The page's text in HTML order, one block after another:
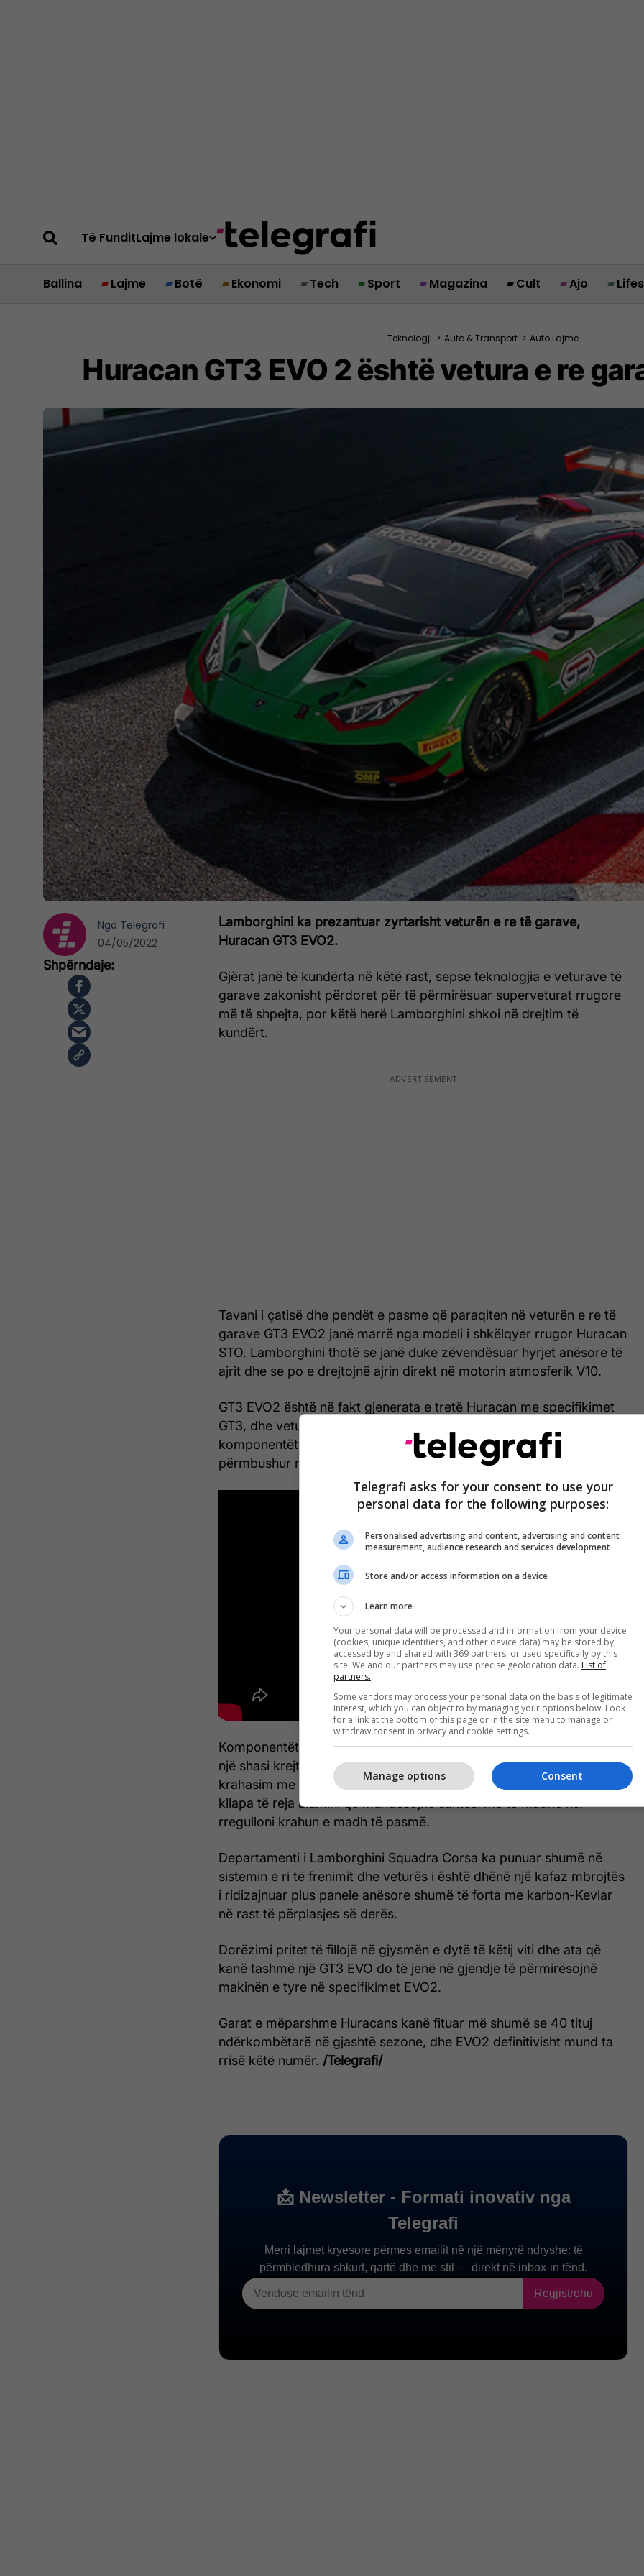
Të FunditLajme lokale
Ballina Lajme Botë Ekonomi Tech Sport Magazina Cult Ajo
Teknologji > Auto & Transport > Auto Lajme
Huracan GT3 EVO 2 është vetura e re
Lamborghini ka prezantuar zyrtarisht veturën e re të garave,
Huracan GT3 EVO2.
Gjërat janë të kundërta në këtë rast, sepse teknologjia e veturave të
garave zakonisht përdoret për të përmirësuar superveturat rrugore
më të shpejta, por këtë herë Lamborghini shkoi në drejtim të
kundërt.
Tavani i çatisë dhe pendët e pasme që paraqiten në veturën e re të
garave GT3 EVO2 janë marrë nga modeli i shkëlqyer rrugor Huracan
STO. Lamborghini thotë se janë duke zëvendësuar hyrjet anësore të
ajrit dhe se po e drejtojnë ajrin direkt në motorin atmosferik V10.
GT3 EVO2 është në fakt gjenerata e tretë Huracan me specifikimet
GT3, dhe vetura e re përmban sistemin e sipërpërmendur të marrjes,
komponentët e rinj aerodinamikë dhe teknologjinë e sigurisë për të
përmbushur rregullat teknike të FIA-s.
Komponentët aerodinamikë përfshijnë ndarës të rinj, një difuzor dhe
një shasi krejt të re për të krijuar edhe më shumë forcë poshtë në
krahasim me Huracan GT3 EVO të mëparshme. Ekzistojnë gjithashtu
kllapa të reja alumini që mundësojnë saktësi më të madhe kur
rregulloni krahun e madh të pasmë.
Departamenti i Lamborghini Squadra Corsa ka punuar shumë në
sistemin e ri të frenimit dhe veturës i është dhënë një kafaz mbrojtës
i ridizajnuar plus panele anësore shumë të forta me karbon-Kevlar
në rast të përplasjes së derës.
Dorëzimi pritet të fillojë në gjysmën e dytë të këtij viti dhe ata që
kanë tashmë një GT3 EVO do të jenë në gjendje të përmirësojnë
makinën e tyre në specifikimet EVO2.
Garat e mëparshme Huracans kanë fituar më shumë se 40 tituj
ndërkombëtarë në gjashtë sezone, dhe EVO2 definitivisht mund ta
rrisë këtë numër. /Telegrafi/
Nga Telegrafi
04/05/2022
Telegrafi asks for your consent to use your
personal data for the following purposes:
Personalised advertising and content, advertising and content
measurement, audience research and services development
Store and/or access information on a device
Learn more
Your personal data will be processed and information from your device
(cookies, unique identifiers, and other device data) may be stored by,
accessed by and shared with 369 partners, or used specifically by this
site. We and our partners may use precise geolocation data. List of
partners.
Some vendors may process your personal data on the basis of legitimate
interest, which you can object to by managing your options below. Look
for a link at the bottom of this page or in the site menu to manage or
withdraw consent in privacy and cookie settings.
Consent
Manage options